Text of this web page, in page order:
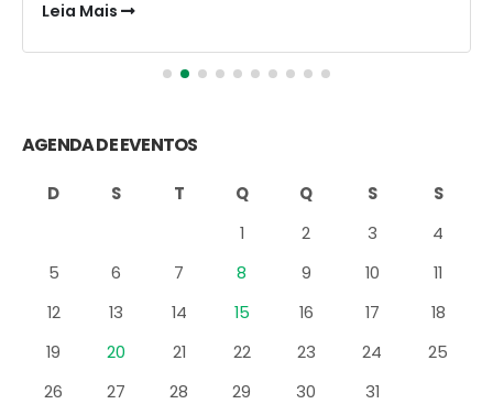
Leia Mais
AGENDA DE EVENTOS
D S T Q Q S
S
1
2 3
4
5
6 7 8 9 10
11
12
13 14 15 16 17
18
19
20 21 22 23 24
25
26
27 28 29 30 31